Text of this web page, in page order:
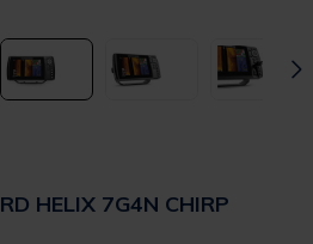
HELIX 7G4N CHIRP